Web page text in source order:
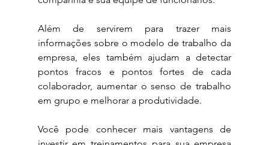
Além de servirem para trazer mais
informações sobre o modelo de trabalho da
empresa, eles também ajudam a detectar
pontos fracos e pontos fortes de cada
colaborador, aumentar o senso de trabalho
em grupo e melhorar a produtividade.
Você pode conhecer mais vantagens de